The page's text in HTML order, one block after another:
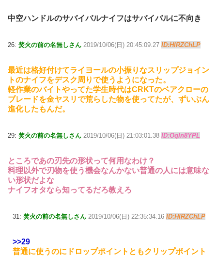
中空ハンドルのサバイバルナイフはサバイバルに不向き
26: 焚火の前の名無しさん 2019/10/06(日) 20:45:09.27 ID:HlRZChLP
最近は格好付けてライヨールの小振りなスリップジョイン
トのナイフをデスク周りで使うようになった。
軽作業のバイトやってた学生時代はCRKTのベアクローの
ブレードを金ヤスリで荒らした物を使ってたが、ずいぶん
進化したもんだ。
29: 焚火の前の名無しさん 2019/10/06(日) 21:03:01.38 ID:OqIn8YPL
ところであの刃先の形状って何用なわけ？
料理以外で刃物を使う機会なんかない普通の人には意味な
い形状だよな
ナイフオタなら知ってるだろ教えろ
31: 焚火の前の名無しさん 2019/10/06(日) 22:35:34.16 ID:HlRZChLP
>>29
普通に使うのにドロップポイントともクリップポイント